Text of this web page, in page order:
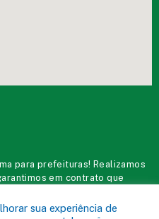
para prefeituras! Realizamos
em contrato que
sua experiência de